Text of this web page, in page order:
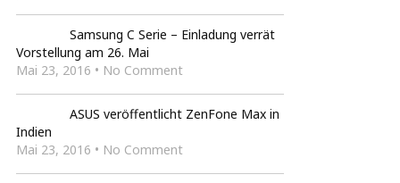
Samsung C Serie – Einladung verrät
Vorstellung am 26. Mai
Mai 23, 2016 • No Comment
ASUS veröffentlicht ZenFone Max in
Indien
Mai 23, 2016 • No Comment